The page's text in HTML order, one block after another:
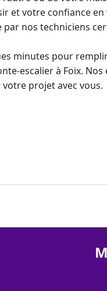
et votre confiance
par nos techniciens
minutes pour
escalier à Foix.
projet avec vous.